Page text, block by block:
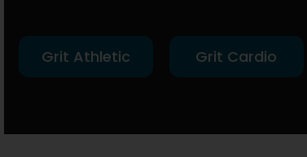
Grit Athletic Grit Cardio